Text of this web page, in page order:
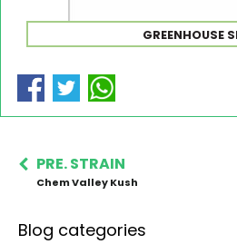
GREENHOUSE
PRE. STRAIN
Chem Valley Kush
Blog categories